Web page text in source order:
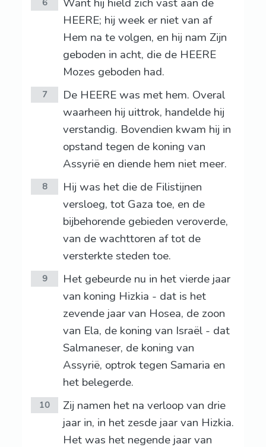
6
Want hij hield zich vast aan de
HEERE; hij week er niet van af
Hem na te volgen, en hij nam Zijn
geboden in acht, die de HEERE
Mozes geboden had.
7
De HEERE was met hem. Overal
waarheen hij uittrok, handelde hij
verstandig. Bovendien kwam hij in
opstand tegen de koning van
Assyrië en diende hem niet meer.
8
Hij was het die de Filistijnen
versloeg, tot Gaza toe, en de
bijbehorende gebieden veroverde,
van de wachttoren af tot de
versterkte steden toe.
9
Het gebeurde nu in het vierde jaar
van koning Hizkia - dat is het
zevende jaar van Hosea, de zoon
van Ela, de koning van Israël - dat
Salmaneser, de koning van
Assyrië, optrok tegen Samaria en
het belegerde.
10
Zij namen het na verloop van drie
jaar in, in het zesde jaar van Hizkia.
Het was het negende jaar van